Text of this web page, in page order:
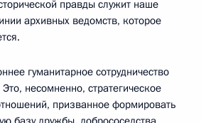
правды служит наше
архивных ведомств, которое
гуманитарное сотрудничество
несомненно, стратегическое
призванное формировать